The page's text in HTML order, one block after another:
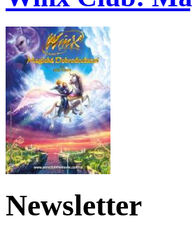
Newsletter